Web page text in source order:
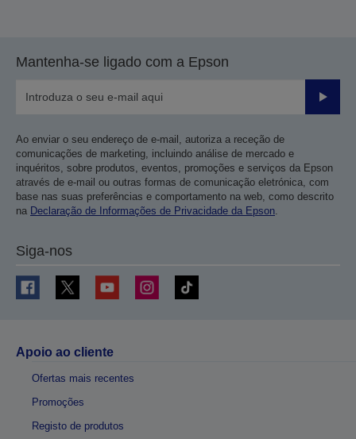
Mantenha-se ligado com a Epson
Enviar
Ao enviar o seu endereço de e-mail, autoriza a receção de
comunicações de marketing, incluindo análise de mercado e
inquéritos, sobre produtos, eventos, promoções e serviços da Epson
através de e-mail ou outras formas de comunicação eletrónica, com
base nas suas preferências e comportamento na web, como descrito
na Declaração de Informações de Privacidade da Epson.
Siga-nos
Apoio ao cliente
Ofertas mais recentes
Promoções
Registo de produtos